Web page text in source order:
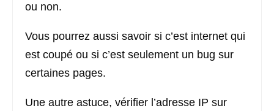
ou non.
Vous pourrez aussi savoir si c’est internet qui
est coupé ou si c’est seulement un bug sur
certaines pages.
Une autre astuce, vérifier l’adresse IP sur